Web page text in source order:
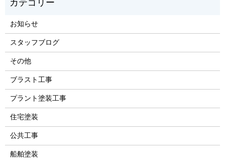
お知らせ
スタッフブログ
その他
ブラスト工事
プラント塗装工事
住宅塗装
公共工事
船舶塗装